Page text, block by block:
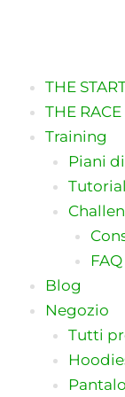
THE
THE RACE
Training
Piani
Tutorial
Blog
Negozio
Tutti